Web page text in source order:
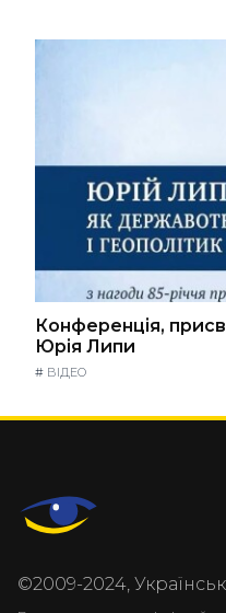
Конференція,
Юрія Липи
# ВІДЕО
©2009-2024,